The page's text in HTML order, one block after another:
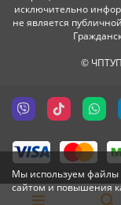
Мы используем файлы
сайтом и повышения
исключительно
не является
© ЧПТУП